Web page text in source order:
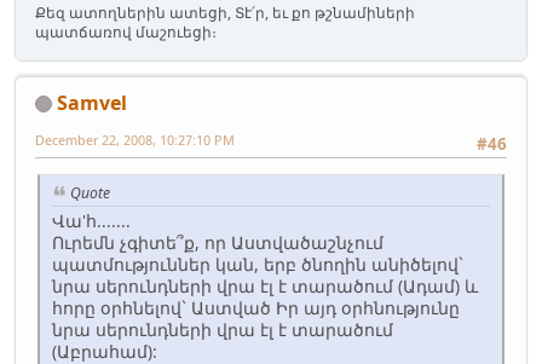
Քեզ ատողներին ատեցի, Տէ՛ր, եւ քո թշնամիների
պատճառով մաշուեցի։
Samvel
#46
December 22, 2008, 10:27:10 PM
Quote
Վա'հ.......
Ուրեմն չգիտե՞ք, որ Աստվածաշնչում
պատմություններ կան, երբ ծնողին անիծելով`
նրա սերունդների վրա էլ է տարածում (Ադամ) և
հորը օրհնելով` Աստված Իր այդ օրհնությունը
նրա սերունդների վրա էլ է տարածում
(Աբրահամ):